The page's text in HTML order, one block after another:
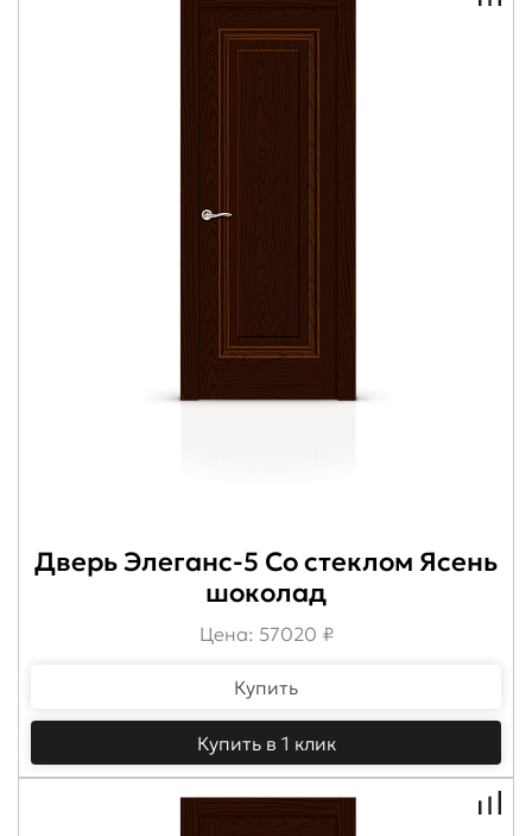
Дверь Элеганс-5 Со стеклом Ясень
шоколад
Цена: 57020 ₽
Купить
Купить в 1 клик